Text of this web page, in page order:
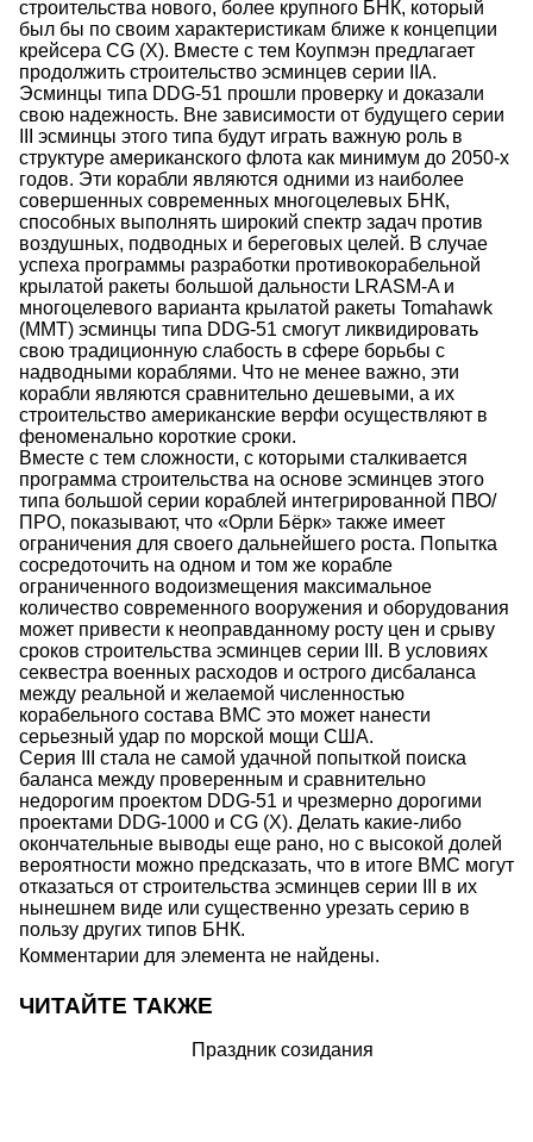
строительства нового, более крупного БНК, который
был бы по своим характеристикам ближе к концепции
крейсера CG (X). Вместе с тем Коупмэн предлагает
продолжить строительство эсминцев серии IIA.
Эсминцы типа DDG-51 прошли проверку и доказали
свою надежность. Вне зависимости от будущего серии
III эсминцы этого типа будут играть важную роль в
структуре американского флота как минимум до 2050-х
годов. Эти корабли являются одними из наиболее
совершенных современных многоцелевых БНК,
способных выполнять широкий спектр задач против
воздушных, подводных и береговых целей. В случае
успеха программы разработки противокорабельной
крылатой ракеты большой дальности LRASM-A и
многоцелевого варианта крылатой ракеты Tomahawk
(MMT) эсминцы типа DDG-51 смогут ликвидировать
свою традиционную слабость в сфере борьбы с
надводными кораблями. Что не менее важно, эти
корабли являются сравнительно дешевыми, а их
строительство американские верфи осуществляют в
феноменально короткие сроки.
Вместе с тем сложности, с которыми сталкивается
программа строительства на основе эсминцев этого
типа большой серии кораблей интегрированной ПВО/
ПРО, показывают, что «Орли Бёрк» также имеет
ограничения для своего дальнейшего роста. Попытка
сосредоточить на одном и том же корабле
ограниченного водоизмещения максимальное
количество современного вооружения и оборудования
может привести к неоправданному росту цен и срыву
сроков строительства эсминцев серии III. В условиях
секвестра военных расходов и острого дисбаланса
между реальной и желаемой численностью
корабельного состава ВМС это может нанести
серьезный удар по морской мощи США.
Серия III стала не самой удачной попыткой поиска
баланса между проверенным и сравнительно
недорогим проектом DDG-51 и чрезмерно дорогими
проектами DDG-1000 и CG (X). Делать какие-либо
окончательные выводы еще рано, но с высокой долей
вероятности можно предсказать, что в итоге ВМС могут
отказаться от строительства эсминцев серии III в их
нынешнем виде или существенно урезать серию в
пользу других типов БНК.
Комментарии для элемента не найдены.
ЧИТАЙТЕ ТАКЖЕ
Праздник созидания